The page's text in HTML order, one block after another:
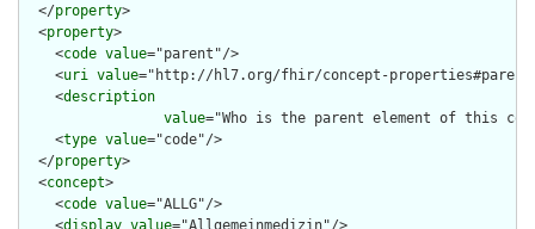
  </
property>
  <
property>
    <
code value="parent"/>
    <
uri value="http://hl7.org/fhir/concept-
    <
description
value="Who is the parent element of this
    <
type value="code"/>
  </
property>
  <
concept>
    <
code value="ALLG"/>